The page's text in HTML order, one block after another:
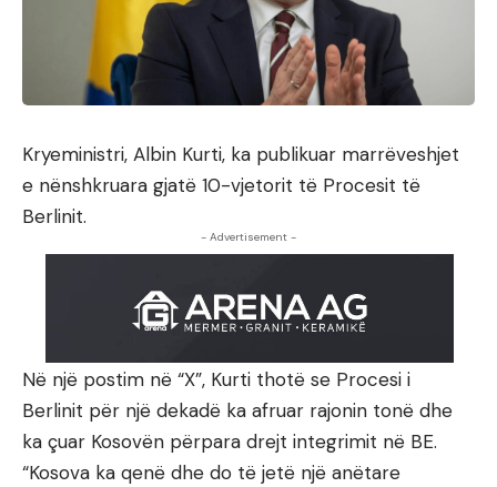
Kryeministri, Albin Kurti, ka publikuar marrëveshjet
e nënshkruara gjatë 10-vjetorit të Procesit të
Berlinit.
- Advertisement -
Në një postim në “X”, Kurti thotë se Procesi i
Berlinit për një dekadë ka afruar rajonin tonë dhe
ka çuar Kosovën përpara drejt integrimit në BE.
“Kosova ka qenë dhe do të jetë një anëtare